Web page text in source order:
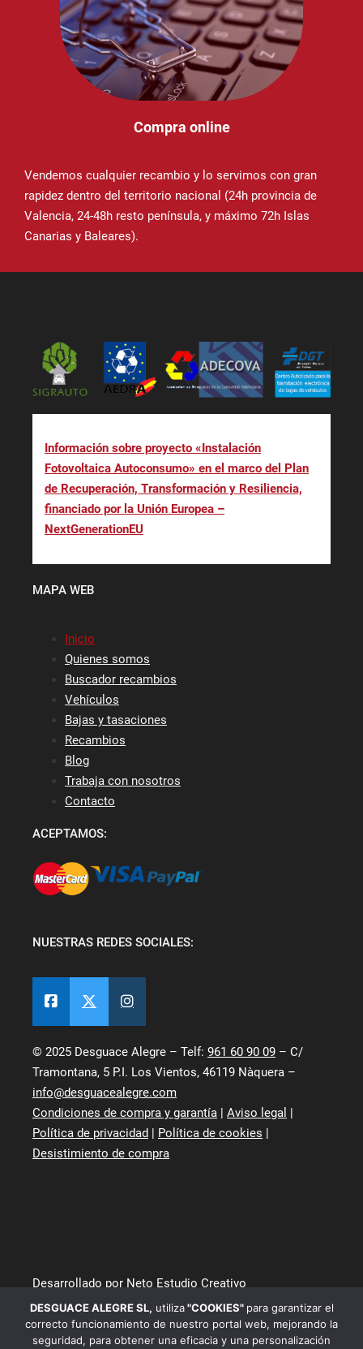
Compra online
Vendemos cualquier recambio y lo servimos con gran
rapidez dentro del territorio nacional (24h provincia de
Valencia, 24-48h resto península, y máximo 72h Islas
Canarias y Baleares).
Información sobre proyecto «Instalación
Fotovoltaica Autoconsumo» en el marco del Plan
de Recuperación, Transformación y Resiliencia,
financiado por la Unión Europea –
NextGenerationEU
MAPA WEB
Inicio
Quienes somos
Buscador recambios
Vehículos
Bajas y tasaciones
Recambios
Blog
Trabaja con nosotros
Contacto
ACEPTAMOS:
NUESTRAS REDES SOCIALES:
© 2025 Desguace Alegre – Telf: 961 60 90 09 – C/
Tramontana, 5 P.I. Los Vientos, 46119 Nàquera –
info@desguacealegre.com
Condiciones de compra y garantía | Aviso legal |
Política de privacidad | Política de cookies |
Desistimiento de compra
Desarrollado por Neto Estudio Creativo
DESGUACE ALEGRE SL, utiliza"COOKIES" para garantizar el
correcto funcionamiento de nuestro portal web, mejorando la
seguridad, para obtener una eficacia y una personalización